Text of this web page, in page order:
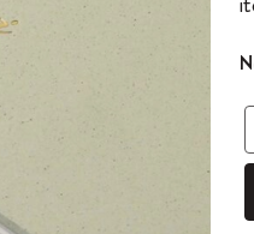
カイエ ＆ ジャーナル
セット
15ヶ月プランナー
ウィークリープランナー
デイリープランナー
アプリ・サービス
ペン & ペンシル
「Alice's Adventures in
『ロード・オブ・ザ・
カラーパターン ノート
ゴッホ美術館
Shopper paper – made
マキシマリストへの贈り
健康を愛する方への贈
くチェック